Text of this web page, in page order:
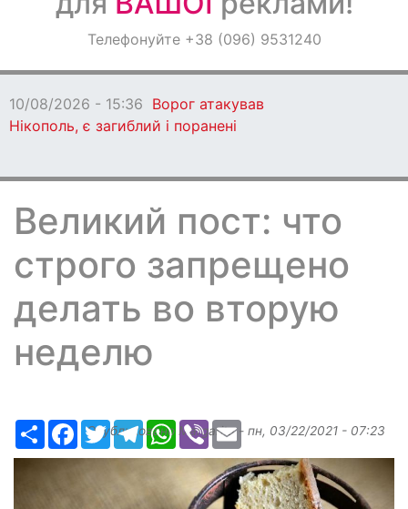
ОголошенняТелефонуйте +38 (096) 9531240
10/08/2026 - 15:36 Ворог атакував
Нікополь, є загиблий і поранені
Великий пост: что
строго запрещено
делать во вторую
неделю
РесурсFacebook
TwitterTelegramWhatsApp
ViberEmail
Опубликовано Margarita- пн, 03/22/2021 - 07:23